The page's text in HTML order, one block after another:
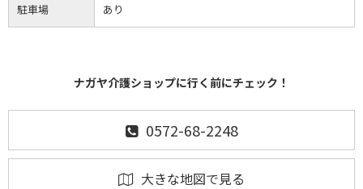
駐車場 あり
ナガヤ介護ショップに行く前にチェック！
0572-68-2248
大きな地図で見る